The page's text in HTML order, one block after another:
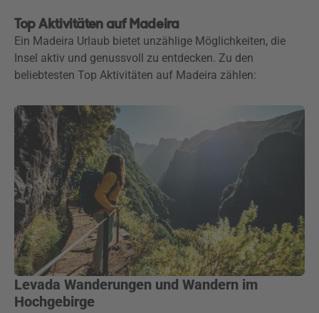
Top Aktivitäten auf Madeira
Ein Madeira Urlaub bietet unzählige Möglichkeiten, die
Insel aktiv und genussvoll zu entdecken. Zu den
beliebtesten Top Aktivitäten auf Madeira zählen:
Levada Wanderungen und Wandern im
Hochgebirge